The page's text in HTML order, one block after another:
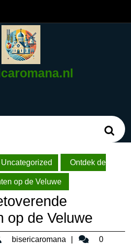
Uncategorized Ontdek de
op de Veluwe
op de Veluwe
bisericaromana bisericaromana
0